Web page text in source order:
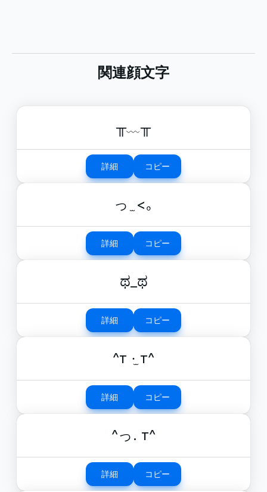
関連顔文字
╥﹏╥
詳細 コピー
っ ̫ <｡
詳細 コピー
ಥ_ಥ
詳細 コピー
^т ·̫ т^
詳細 コピー
^っ. т^
詳細 コピー